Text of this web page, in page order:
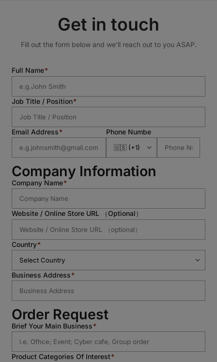
Get in touch
Fill out the form below and we'll reach out to you ASAP.
Full Name
Job Title / Position
Email Address Phone Numbe
Company Information
Company Name
Website / Online Store URL （optional）
Country
Business Address
Order Request
Brief Your Main Business
Product Categories Of Interest